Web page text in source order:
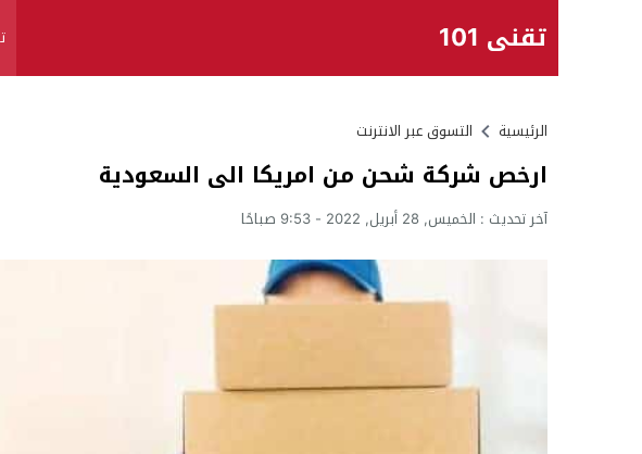
تقني 101
الرئيسية التسوق عبر الانترنت
ارخص شركة شحن من امريكا الى السعودية
آخر تحديث : الخميس, 28 أبريل, 2022 - 9:53 صباحًا